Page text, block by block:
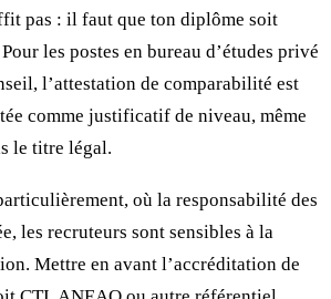
pas : il faut que ton diplôme soit
les postes en bureau d’études privé
l’attestation de comparabilité est
comme justificatif de niveau, même
le titre légal.
où la responsabilité des
les recruteurs sont sensibles à la
Mettre en avant l’accréditation de